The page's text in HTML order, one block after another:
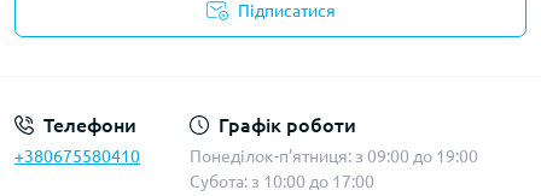
Підписатися
Телефони
+380675580410
Графік роботи
Понеділок-п'ятниця: з 09:00 до 19:00
Субота: з 10:00 до 17:00